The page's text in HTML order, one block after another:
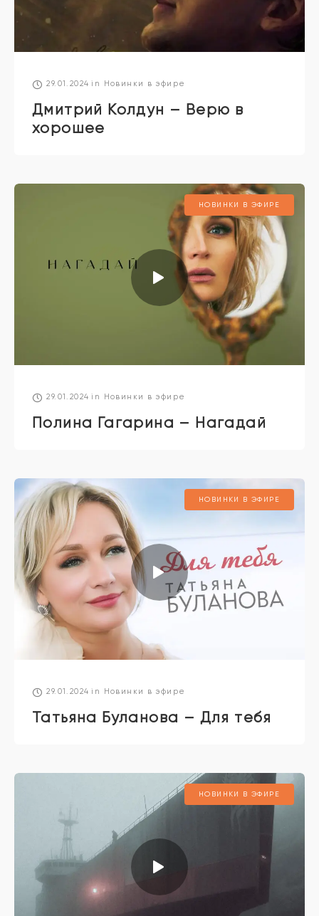
29.01.2024 in Новинки в эфире
Дмитрий Колдун – Верю в
хорошее
НОВИНКИ В ЭФИРЕ
29.01.2024 in Новинки в эфире
Полина Гагарина – Нагадай
НОВИНКИ В ЭФИРЕ
29.01.2024 in Новинки в эфире
Татьяна Буланова – Для тебя
НОВИНКИ В ЭФИРЕ